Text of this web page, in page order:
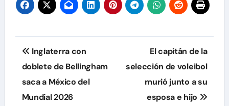
Navegación
de
entradas
Inglaterra con
doblete de Bellingham
saca a México del
Mundial 2026
El capitán de la
selección de voleibol
murió junto a su
esposa e hijo